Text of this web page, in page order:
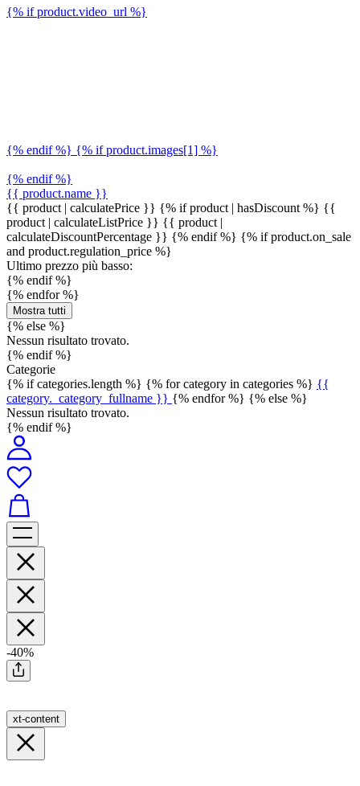
{% if product.video_url %}
{% endif %} {% if product.images[1] %}
{% endif %}
{{ product.name }}
{{ product | calculatePrice }} {% if product | hasDiscount %} {{
product | calculateListPrice }} {{ product |
calculateDiscountPercentage }} {% endif %} {% if product.on_sale
and product.regulation_price %}
Ultimo prezzo più basso:
{% endif %}
{% endfor %}
Mostra tutti
{% else %}
Nessun risultato trovato.
{% endif %}
Categorie
{% if categories.length %} {% for category in categories %} {{
category._category_fullname }} {% endfor %} {% else %}
Nessun risultato trovato.
{% endif %}
-40%
xt-content